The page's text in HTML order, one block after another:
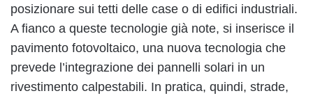
posizionare sui tetti delle case o di edifici industriali.
A fianco a queste tecnologie già note, si inserisce il
pavimento fotovoltaico, una nuova tecnologia che
prevede l’integrazione dei pannelli solari in un
rivestimento calpestabili. In pratica, quindi, strade,